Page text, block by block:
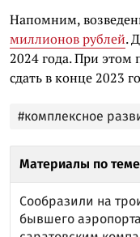
Напомним,
миллионов рублей.
2024 года. При
сдать в конце 2023
#комплексное
Материалы по теме
Сообразили на
бывшего